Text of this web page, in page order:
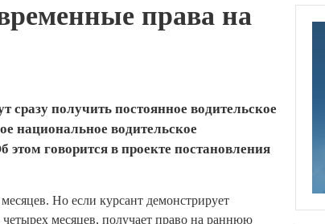
права на
получить постоянное водительское
национальное водительское
этом говорится в проекте постановления
Но если курсант демонстрирует
месяцев, получает право на раннюю